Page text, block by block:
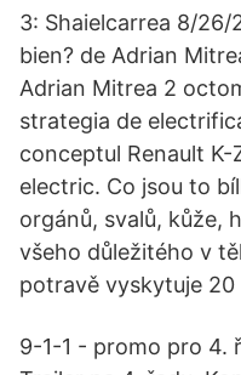
3: Shaielcarrea 8/
bien? de Adrian
Adrian Mitrea 2
strategia de
conceptul Renault K-
electric. Co jsou to
orgánů, svalů, kůže,
všeho důležitého v
potravě vyskytuje 20
9-1-1 - promo pro 4.